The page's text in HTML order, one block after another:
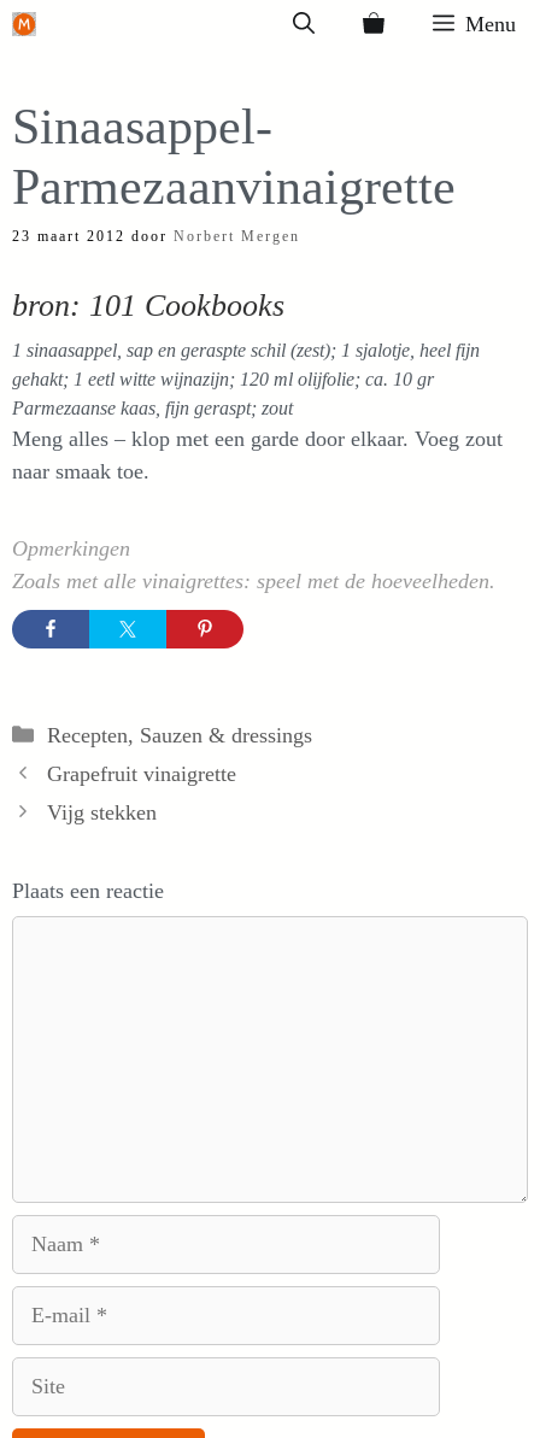
Ga
inhoud
Menu
Sinaasappel-
Parmezaanvinaigrette
23 maart 2012 door Norbert Mergen
bron: 101 Cookbooks
1 sinaasappel, sap en geraspte schil (zest); 1 sjalotje, heel fijn
gehakt; 1 eetl witte wijnazijn; 120 ml olijfolie; ca. 10 gr
Parmezaanse kaas, fijn geraspt; zout
Meng alles – klop met een garde door elkaar. Voeg zout
naar smaak toe.
Opmerkingen
Zoals met alle vinaigrettes: speel met de hoeveelheden.
Categorieën
Recepten, Sauzen & dressings
Grapefruit vinaigrette
Vijg stekken
Plaats een reactie